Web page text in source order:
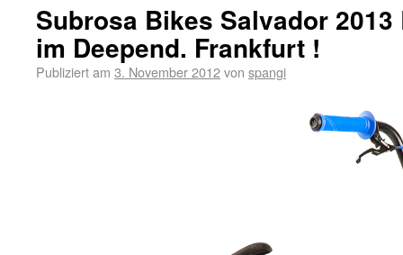
Subrosa Bikes Salvador
im Deepend. Frankfurt !
Publiziert am 3. November 2012von spangi